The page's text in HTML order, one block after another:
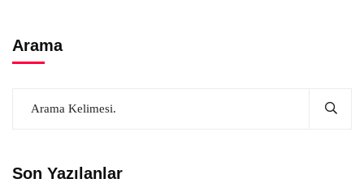
Arama
Son Yazılanlar